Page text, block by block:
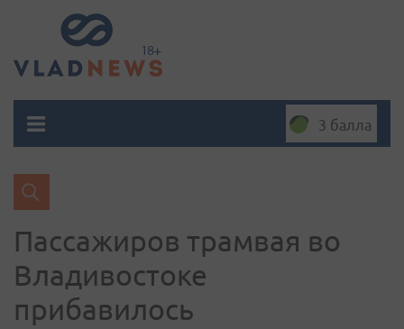
3 балла
Пассажиров трамвая во
Владивостоке
прибавилось